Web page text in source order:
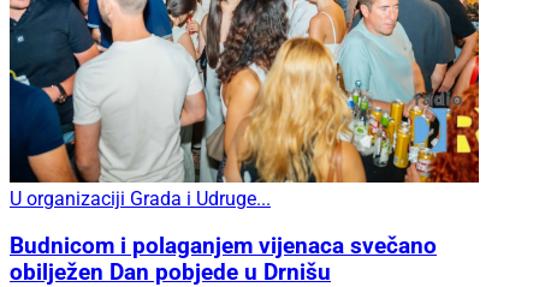
U organizaciji Grada i Udruge...
Budnicom i polaganjem vijenaca svečano
obilježen Dan pobjede u Drnišu